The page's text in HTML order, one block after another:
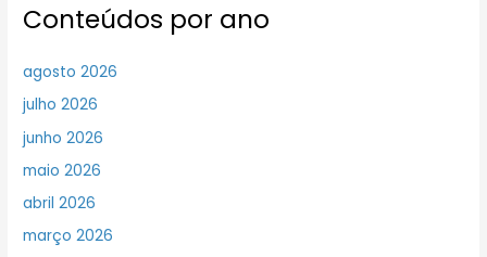
Conteúdos por ano
agosto 2026
julho 2026
junho 2026
maio 2026
abril 2026
março 2026